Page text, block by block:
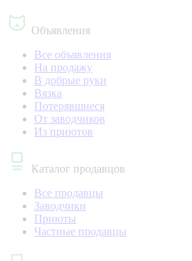
Объявления
Все объявления
На продажу
В добрые руки
Вязка
Потерявшиеся
От заводчиков
Из приютов
Каталог продавцов
Все продавцы
Заводчики
Приюты
Частные продавцы